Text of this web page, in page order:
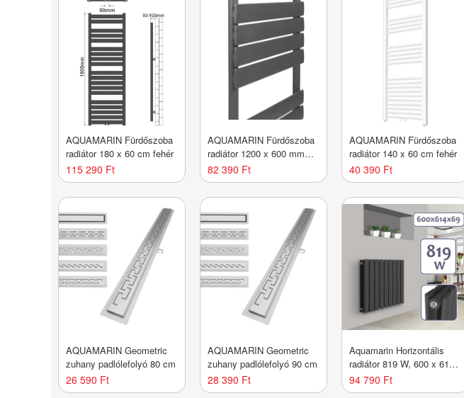
AQUAMARIN Fürdőszoba
radiátor 180 x 60 cm fehér
115 290 Ft
AQUAMARIN Fürdőszoba
radiátor 1200 x 600 mm
fekete
82 390 Ft
AQUAMARIN Fürdőszoba
radiátor 140 x 60 cm fehér
40 390 Ft
AQUAMARIN Geometric
zuhany padlólefolyó 80 cm
26 590 Ft
AQUAMARIN Geometric
zuhany padlólefolyó 90 cm
28 390 Ft
Aquamarin Horizontális
radiátor 819 W, 600 x 614
x 69 mm
94 790 Ft